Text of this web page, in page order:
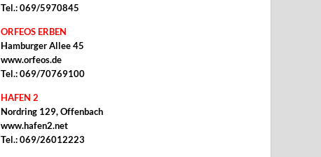
Tel.: 069/5970845
ORFEOS ERBEN
Hamburger Allee 45
www.orfeos.de
Tel.: 069/70769100
HAFEN 2
Nordring 129, Offenbach
www.hafen2.net
Tel.: 069/26012223